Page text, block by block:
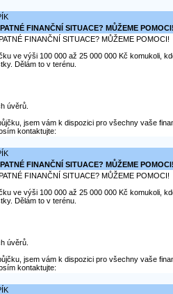
FINANČNÍ SITUACE? MŮŽEME POMOCI!
FINANČNÍ SITUACE? MŮŽEME POMOCI!
ve výši 100 000 až 25 000 000 Kč komukoli,
Dělám to v terénu.
úvěrů.
jsem vám k dispozici pro všechny vaše
kontaktujte:
FINANČNÍ SITUACE? MŮŽEME POMOCI!
FINANČNÍ SITUACE? MŮŽEME POMOCI!
ve výši 100 000 až 25 000 000 Kč komukoli,
Dělám to v terénu.
úvěrů.
jsem vám k dispozici pro všechny vaše
kontaktujte: